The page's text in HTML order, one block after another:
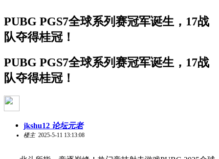
PUBG PGS7全球系列赛冠军诞生，17战
队夺得桂冠！
PUBG PGS7全球系列赛冠军诞生，17战
队夺得桂冠！
jkshu12 论坛元老
楼主2025-5-11 13:13:08